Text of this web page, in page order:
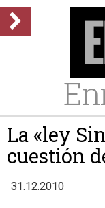
La «ley
cuestión
31.12.2010